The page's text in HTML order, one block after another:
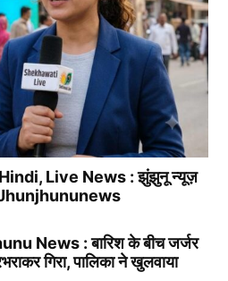
Live News : झुंझुनू न्यूज़
News : बारिश के बीच जर्जर
गिरा, पालिका ने खुलवाया